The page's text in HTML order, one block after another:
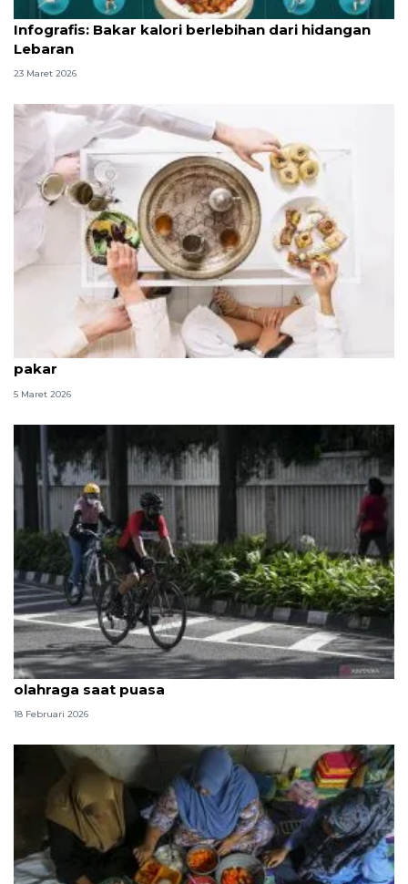
Infografik
Infografis: Bakar kalori berlebihan dari hidangan
Lebaran
23 Maret 2026
Kiat jaga nutrisi dan olahraga saat puasa menurut
pakar
5 Maret 2026
Dokter jelaskan kelompok yang perlu berhati-hati
olahraga saat puasa
18 Februari 2026